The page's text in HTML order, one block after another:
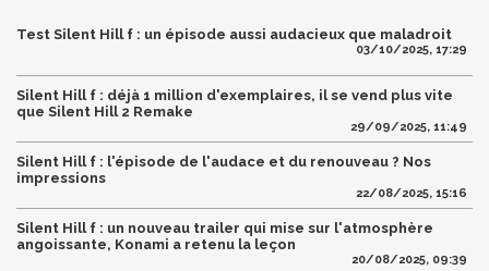
Test Silent Hill f : un épisode aussi audacieux que maladroit
03/10/2025, 17:29
Silent Hill f : déjà 1 million d'exemplaires, il se vend plus vite
que Silent Hill 2 Remake
29/09/2025, 11:49
Silent Hill f : l'épisode de l'audace et du renouveau ? Nos
impressions
22/08/2025, 15:16
Silent Hill f : un nouveau trailer qui mise sur l'atmosphère
angoissante, Konami a retenu la leçon
20/08/2025, 09:39